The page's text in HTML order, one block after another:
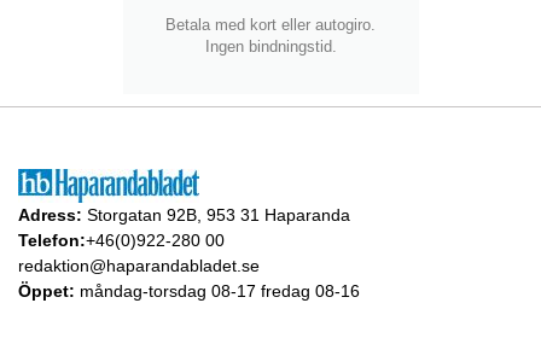
Betala med kort eller autogiro.
Ingen bindningstid.
Adress: Storgatan 92B, 953 31 Haparanda
Telefon:+46(0)922-280 00
redaktion@haparandabladet.se
Öppet: måndag-torsdag 08-17 fredag 08-16